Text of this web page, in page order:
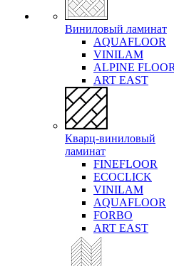
Виниловый ламинат
AQUAFLOOR
VINILAM
ALPINE FLOOR
ART EAST
Кварц-виниловый
ламинат
FINEFLOOR
ECOCLICK
VINILAM
AQUAFLOOR
FORBO
ART EAST